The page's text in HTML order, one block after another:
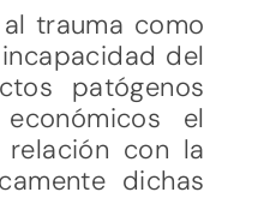
trauma como
del
patógenos
el
con la
dichas